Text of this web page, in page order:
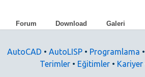
Forum
Download Galeri
AutoCAD • AutoLISP • Programlama •
Terimler • Eğitimler • Kariyer